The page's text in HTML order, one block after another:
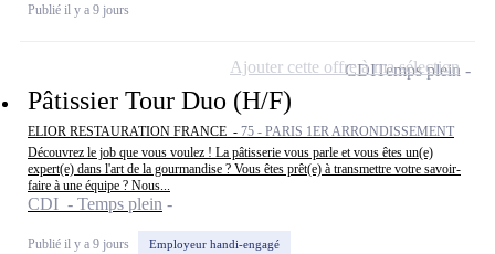
Publié il y a 9 jours
Pâtissier Tour Duo (H/F)
ELIOR RESTAURATION FRANCE - 75 - PARIS 1ER ARRONDISSEMENT
Découvrez le job que vous voulez ! La pâtisserie vous parle et vous êtes un(e)
expert(e) dans l'art de la gourmandise ? Vous êtes prêt(e) à transmettre votre savoir-
faire à une équipe ? Nous...
CDI - Temps plein
Publié il y a 9 jours Employeur handi-engagé
CDITemps plein
Ajouter cette offre à ma sélection